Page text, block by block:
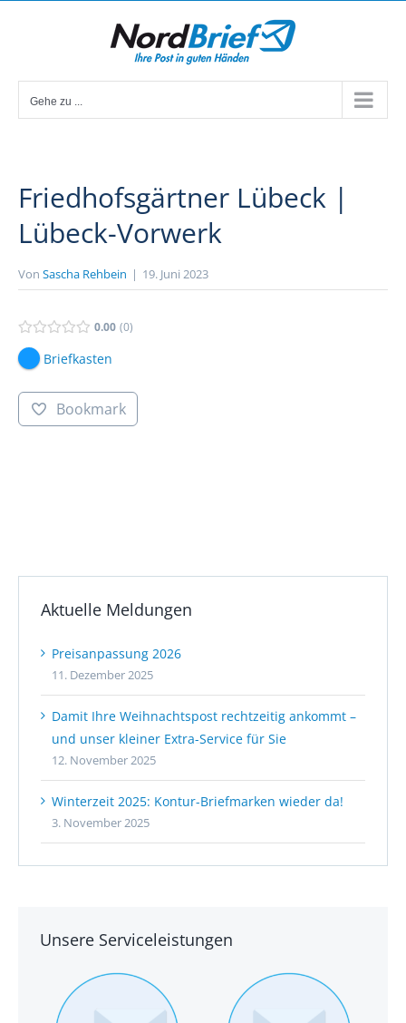
Gehe zu ...
Friedhofsgärtner Lübeck |
Lübeck-Vorwerk
Von Sascha Rehbein | 19. Juni 2023
0.00 0
Briefkasten
Bookmark
Aktuelle Meldungen
Preisanpassung 2026
11. Dezember 2025
Damit Ihre Weihnachtspost rechtzeitig ankommt –
und unser kleiner Extra-Service für Sie
12. November 2025
Winterzeit 2025: Kontur-Briefmarken wieder da!
3. November 2025
Unsere Serviceleistungen